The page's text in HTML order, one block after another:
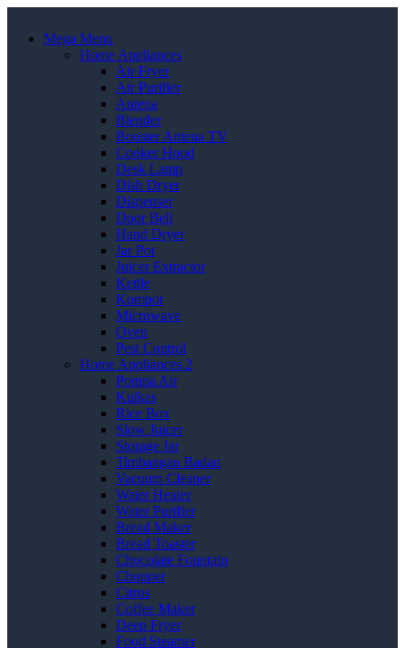
Mega Menu
Home Appliances
Air Fryer
Air Purifier
Antena
Blender
Booster Antena TV
Cooker Hood
Desk Lamp
Dish Dryer
Dispenser
Door Bell
Hand Dryer
Jar Pot
Juicer Extractor
Kettle
Kompor
Microwave
Oven
Pest Control
Home Appliances 2
Pompa Air
Kulkas
Rice Box
Slow Juicer
Storage Jar
Timbangan Badan
Vacuum Cleaner
Water Heater
Water Purifier
Bread Maker
Bread Toaster
Chocolate Fountain
Chopper
Citrus
Coffee Maker
Deep Fryer
Food Steamer